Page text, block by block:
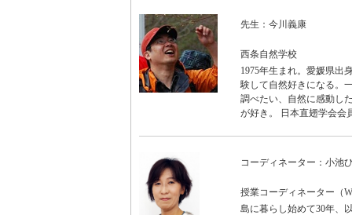
先生：今川義康
西条自然学校
1975年生まれ。愛媛県出
験して自然好きになる。
調べたい、自然に感動し
が好き。 日本直翅学会会
コーディネーター：小池
授業コーディネーター（
島に暮らし始めて30年、